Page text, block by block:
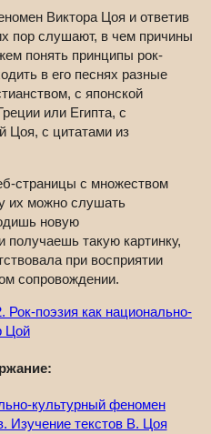
Виктора Цоя и ответив
пор слушают, в чем причины
понять принципы рок-
в его песнях разные
с японской
или Египта, с
Цоя, с цитатами из
страницы с множеством
их можно слушать
новую
получаешь такую картинку,
при восприятии
сопровождении.
Рок-поэзия как национально-
Цой
культурный феномен
Изучение текстов В. Цоя